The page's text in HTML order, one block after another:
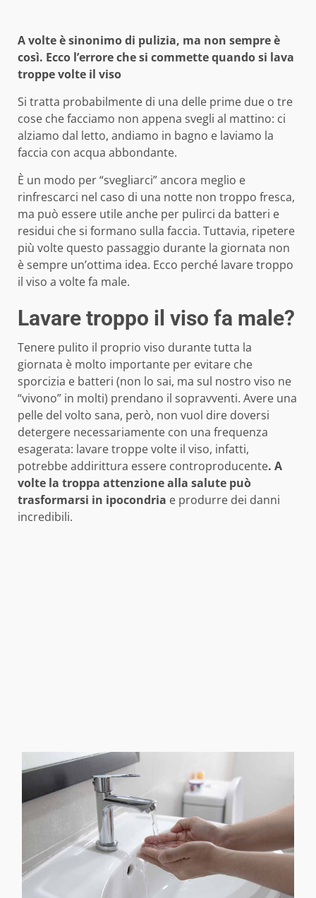
A volte è sinonimo di pulizia, ma non sempre è
così. Ecco l’errore che si commette quando si lava
troppe volte il viso
Si tratta probabilmente di una delle prime due o tre
cose che facciamo non appena svegli al mattino: ci
alziamo dal letto, andiamo in bagno e laviamo la
faccia con acqua abbondante.
È un modo per “svegliarci” ancora meglio e
rinfrescarci nel caso di una notte non troppo fresca,
ma può essere utile anche per pulirci da batteri e
residui che si formano sulla faccia. Tuttavia, ripetere
più volte questo passaggio durante la giornata non
è sempre un’ottima idea. Ecco perché lavare troppo
il viso a volte fa male.
Lavare troppo il viso fa male?
Tenere pulito il proprio viso durante tutta la
giornata è molto importante per evitare che
sporcizia e batteri (non lo sai, ma sul nostro viso ne
“vivono” in molti) prendano il sopravventi. Avere una
pelle del volto sana, però, non vuol dire doversi
detergere necessariamente con una frequenza
esagerata: lavare troppe volte il viso, infatti,
potrebbe addirittura essere controproducente. A
volte la troppa attenzione alla salute può
trasformarsi in ipocondria e produrre dei danni
incredibili.